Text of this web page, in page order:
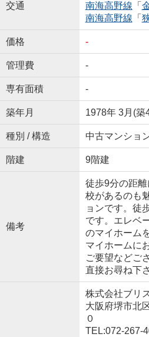
交通
南海高野線 「
南海高野線 「
価格 -
管理費 -
専有面積 -
築年月 1978年 3月(築
種別 / 構造 中古マンショ
階建 9階建
備考
徒歩9分の距
校があるのも
ョンです。徒
です。エレベ
のマイホーム
マイホームに
ご要望などご
直接お尋ね下
株式会社ブリ
大阪府堺市北
０
TEL:072-267-